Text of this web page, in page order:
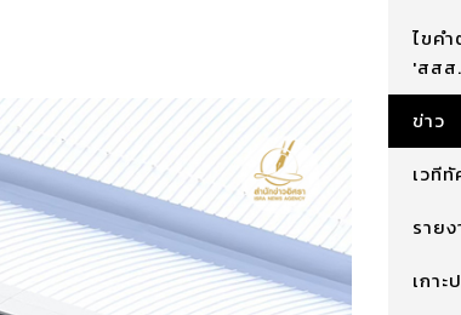
ไขค
'สสส
ข่าว
เวที
ราย
เกาะ